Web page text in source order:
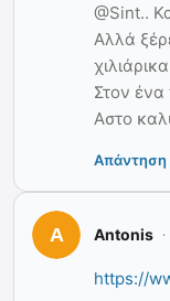
@Sint..
Αλλά
Στον ένα
Αστο
Απάντηση
Antonis
https://